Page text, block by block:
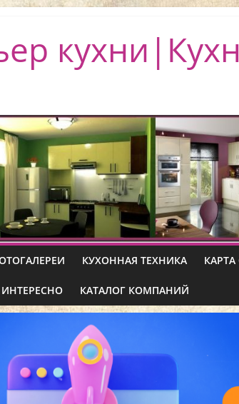
КУХОННАЯ ТЕХНИКА
ИНТЕРЕСНО КАТАЛОГ КОМПАНИЙ